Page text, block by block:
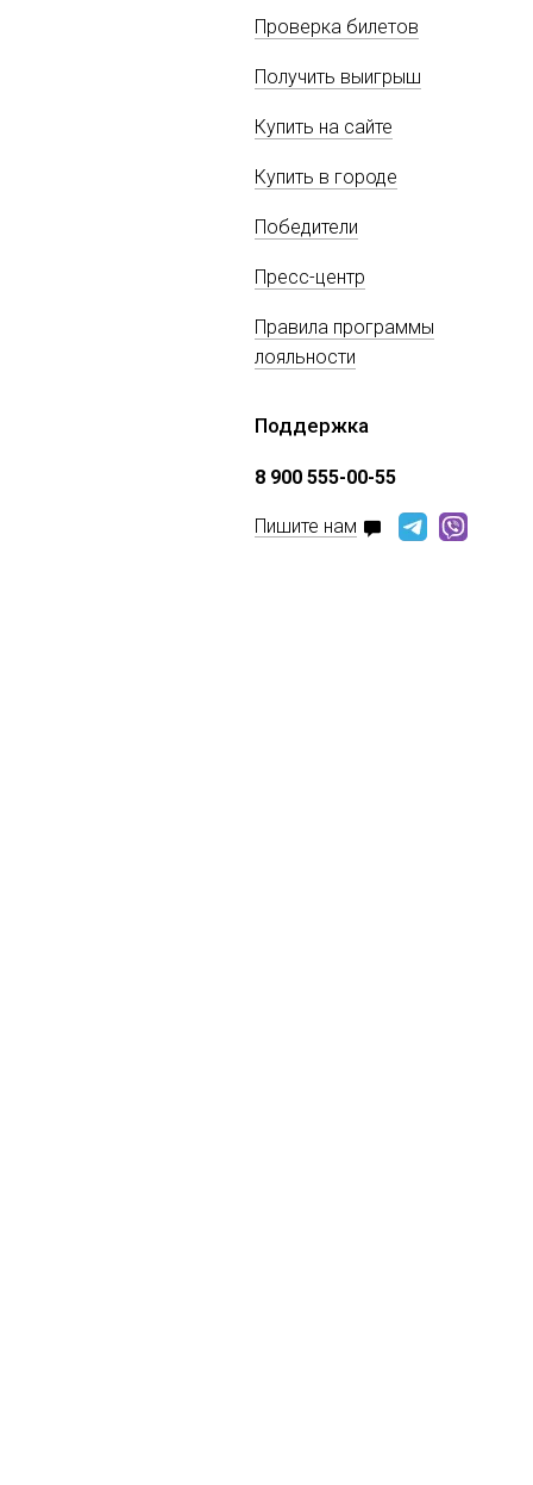
Проверка билетов
Получить выигрыш
Купить на сайте
Купить в городе
Победители
Пресс-центр
Правила программы
лояльности
Поддержка
8 900 555-00-55
Пишите нам